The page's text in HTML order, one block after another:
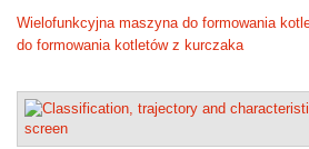
Wielofunkcyjna maszyna do formowania
do formowania kotletów z kurczaka